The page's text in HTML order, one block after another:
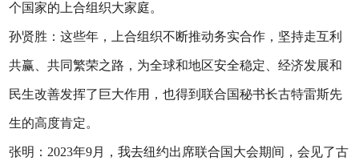
个国家的上合组织大家庭。
孙贤胜：这些年，上合组织不断推动务实合作，坚持走互利
共赢、共同繁荣之路，为全球和地区安全稳定、经济发展和
民生改善发挥了巨大作用，也得到联合国秘书长古特雷斯先
生的高度肯定。
张明：2023年9月，我去纽约出席联合国大会期间，会见了古